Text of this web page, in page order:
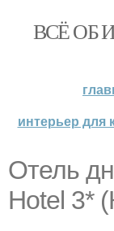
ВСЁ ОБ
интерьер для
Отель
Hotel 3*